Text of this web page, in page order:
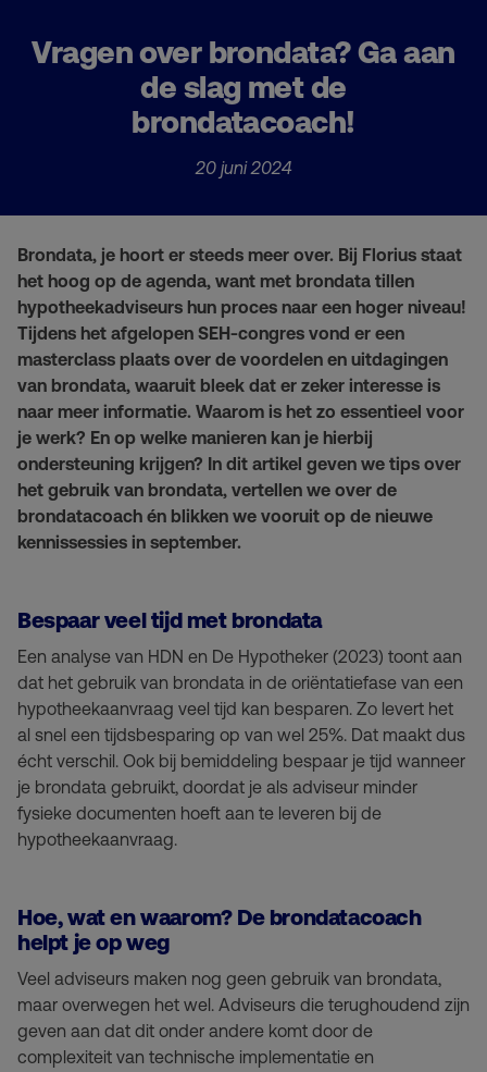
Vragen over brondata? Ga aan
de slag met de
brondatacoach!
20 juni 2024
Brondata, je hoort er steeds meer over. Bij Florius staat
het hoog op de agenda, want met brondata tillen
hypotheekadviseurs hun proces naar een hoger niveau!
Tijdens het afgelopen SEH-congres vond er een
masterclass plaats over de voordelen en uitdagingen
van brondata, waaruit bleek dat er zeker interesse is
naar meer informatie. Waarom is het zo essentieel voor
je werk? En op welke manieren kan je hierbij
ondersteuning krijgen? In dit artikel geven we tips over
het gebruik van brondata, vertellen we over de
brondatacoach én blikken we vooruit op de nieuwe
kennissessies in september.
Bespaar veel tijd met brondata
Een analyse van HDN en De Hypotheker (2023) toont aan
dat het gebruik van brondata in de oriëntatiefase van een
hypotheekaanvraag veel tijd kan besparen. Zo levert het
al snel een tijdsbesparing op van wel 25%. Dat maakt dus
écht verschil. Ook bij bemiddeling bespaar je tijd wanneer
je brondata gebruikt, doordat je als adviseur minder
fysieke documenten hoeft aan te leveren bij de
hypotheekaanvraag.
Hoe, wat en waarom? De brondatacoach
helpt je op weg
Veel adviseurs maken nog geen gebruik van brondata,
maar overwegen het wel. Adviseurs die terughoudend zijn
geven aan dat dit onder andere komt door de
complexiteit van technische implementatie en